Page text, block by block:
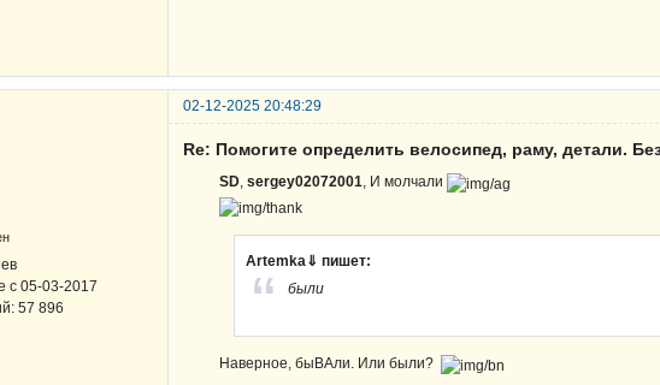
02-12-2025 20:48:29
с 05-03-2017
57 896
Re: Помогите определить велосипед, раму, детали.
SD sergey02072001 , И молчали
Artemka⇓ пишет:
были
Наверное, быВАли. Или были?